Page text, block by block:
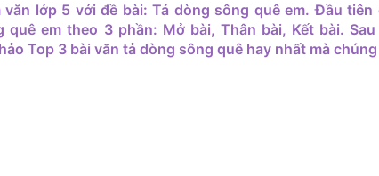
lớp 5 với đề bài: Tả dòng sông quê em. Đầu tiên
em theo 3 phần: Mở bài, Thân bài, Kết bài.
Top 3 bài văn tả dòng sông quê hay nhất mà